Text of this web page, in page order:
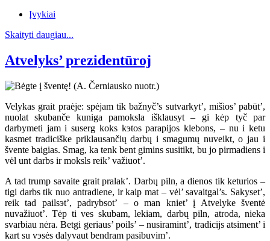
Įvykiai
Skaityti daugiau...
Atvelyks’ prezidentūroj
Velykas grait praėje: spėjam tik bažnyč’s sutvarkyt’, mišios’ pabūt’,
nuolat skubanče kuniga pamoksla išklausyt – gi kėp tyč par
darbymeti jam i suserg koks kэtos parapijos klebons, – nu i ketu
kasmet tradiciške priklausančių darbų i smagumų nuveikt, o jau i
švente baigias. Smag, ka tenk bent gimins susitikt, bu jo pirmadiens i
vėl unt darbs ir moksls reik’ važiuot’.
A tad trump savaite grait pralak’. Darbų piln, a dienos tik keturios –
tigi darbs tik nuo antradiene, ir kaip mat – vėl’ savaitgal’s. Sakyset’,
reik tad pailsэt’, padrybsot’ – o man kniet’ į Atvelyke šventė
nuvažiuot’. Tėp ti ves skubam, lekiam, darbų piln, atroda, nieka
svarbiau nėra. Betgi geriaus’ poils’ – nusiramint’, tradicijs atsiment’ i
kart su vэsės dalyvaut bendram pasibuvim’.